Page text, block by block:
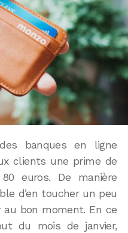
banques en ligne
clients une prime de
euros. De manière
d’en toucher un peu
bon moment. En ce
du mois de janvier,